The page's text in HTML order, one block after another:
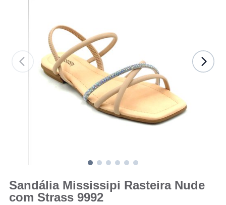
Sandália Mississipi Rasteira Nude
com Strass 9992